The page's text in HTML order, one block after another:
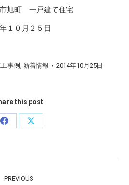
市旭町 一戸建て住宅
１０月２５日
事例 , 新着情報 2014年10月25日
this post
Share
Share
PREVIOUS